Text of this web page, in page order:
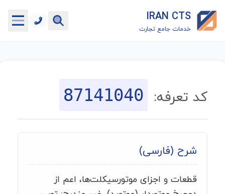
IRAN CTS
خدمات جامع تجارت
جستجوگر تعرفه گمرکی
ماشین حساب گمرکی
خدمات رایگان دیگر
کد تعرفه: 87141040
شرح (فارسی)
قطعات و اجزای موتورسیکلت‌ها، اعم از